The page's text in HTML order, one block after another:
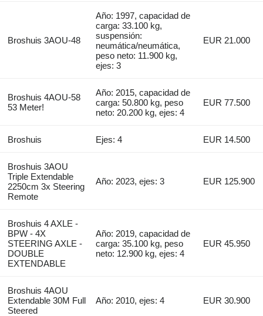
Broshuis 3AOU-48
Año: 1997, capacidad de
carga: 33.100 kg,
suspensión:
neumática/neumática,
peso neto: 11.900 kg,
ejes: 3
EUR 21.000
Broshuis 4AOU-58
53 Meter!
Año: 2015, capacidad de
carga: 50.800 kg, peso
neto: 20.200 kg, ejes: 4
EUR 77.500
Broshuis Ejes: 4 EUR 14.500
Broshuis 3AOU
Triple Extendable
2250cm 3x Steering
Remote
Año: 2023, ejes: 3 EUR 125.900
Broshuis 4 AXLE -
BPW - 4X
STEERING AXLE -
DOUBLE
EXTENDABLE
Año: 2019, capacidad de
carga: 35.100 kg, peso
neto: 12.900 kg, ejes: 4
EUR 45.950
Broshuis 4AOU
Extendable 30M Full
Steered
Año: 2010, ejes: 4 EUR 30.900